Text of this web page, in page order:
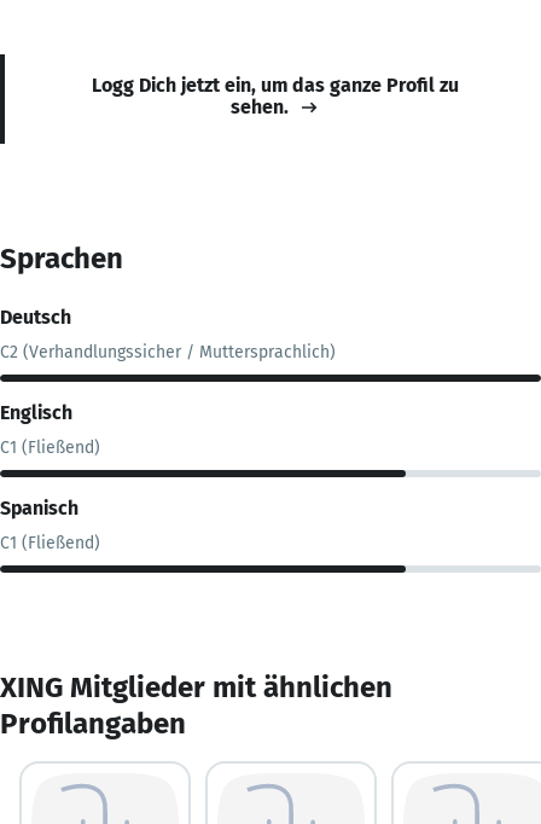
Logg Dich jetzt ein, um das ganze Profil zu
sehen.
Sprachen
Deutsch
C2 (Verhandlungssicher / Muttersprachlich)
Englisch
C1 (Fließend)
Spanisch
C1 (Fließend)
XING Mitglieder mit ähnlichen
Profilangaben